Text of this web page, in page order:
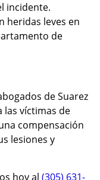
incidente.
heridas leves en
de
de Suarez
las víctimas de
compensación
lesiones y
hoy al (305) 631-